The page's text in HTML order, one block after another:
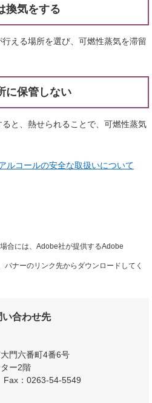
換気をする
える場所を選び、可燃性蒸気を滞留
に保管しない
と、熱せられることで、可燃性蒸気
ルコールの安全な取扱いについて
合には、Adobe社が提供するAdobe
ナーのリンク先からダウンロードしてく
い合わせ先
門六番町4番6号
ー2階
Fax：0263-54-5549